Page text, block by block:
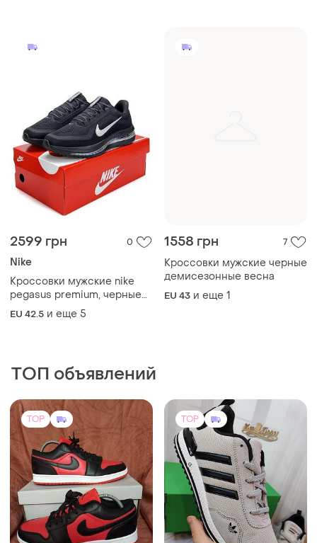
2599 грн 0
Nike
Кроссовки мужские nike
pegasus premium, черные
кроссовки найка, весна
EU 42.5 и еще 5
1558 грн 7
Кроссовки мужские черные
демисезонные весна
EU 43 и еще 1
ТОП объявлений
TOP TOP